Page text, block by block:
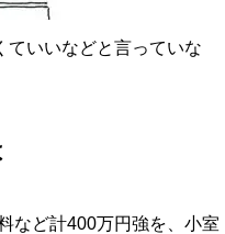
いいなどと言っていな
など計400万円強を、小室